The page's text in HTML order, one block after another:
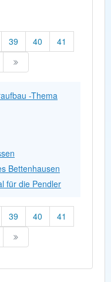
39 40
41
-Thema
Bettenhausen
für die Pendler
39 40
41